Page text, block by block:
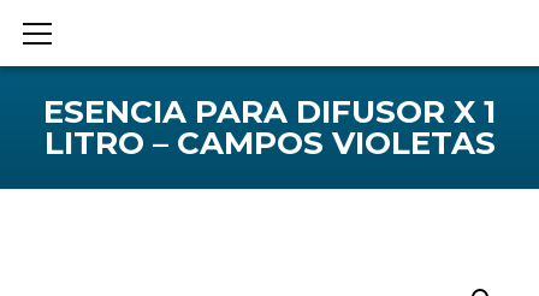
ESENCIA PARA DIFUSOR X 1
LITRO – CAMPOS VIOLETAS